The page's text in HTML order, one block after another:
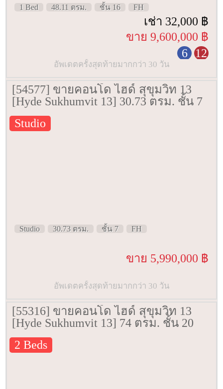
1 Bed 48.11 ตรม. ชั้น 16 FH
เช่า 32,000 ฿
ขาย 9,600,000 ฿
6
12
อัพเดตครั้งสุดท้ายมากกว่า 30 วัน
[54577] ขายคอนโด ไฮด์ สุขุมวิท 13
[Hyde Sukhumvit 13] 30.73 ตรม. ชั้น 7
Studio
Studio 30.73 ตรม. ชั้น 7 FH
ขาย 5,990,000 ฿
อัพเดตครั้งสุดท้ายมากกว่า 30 วัน
[55316] ขายคอนโด ไฮด์ สุขุมวิท 13
[Hyde Sukhumvit 13] 74 ตรม. ชั้น 20
2 Beds